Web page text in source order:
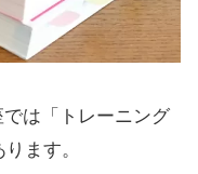
は「トレーニング
ます。